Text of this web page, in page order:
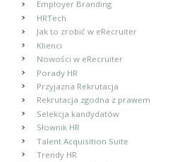
Employer Branding
HRTech
Jak to zrobić w eRecruiter
Klienci
Nowości w eRecruiter
Porady HR
Przyjazna Rekrutacja
Rekrutacja zgodna z prawem
Selekcja kandydatów
Słownik HR
Talent Acquisition Suite
Trendy HR